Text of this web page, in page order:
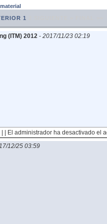
1
(ITM) 2012- 2017/11/23 02:19
| | El administrador ha desactivado el
12/25 03:59